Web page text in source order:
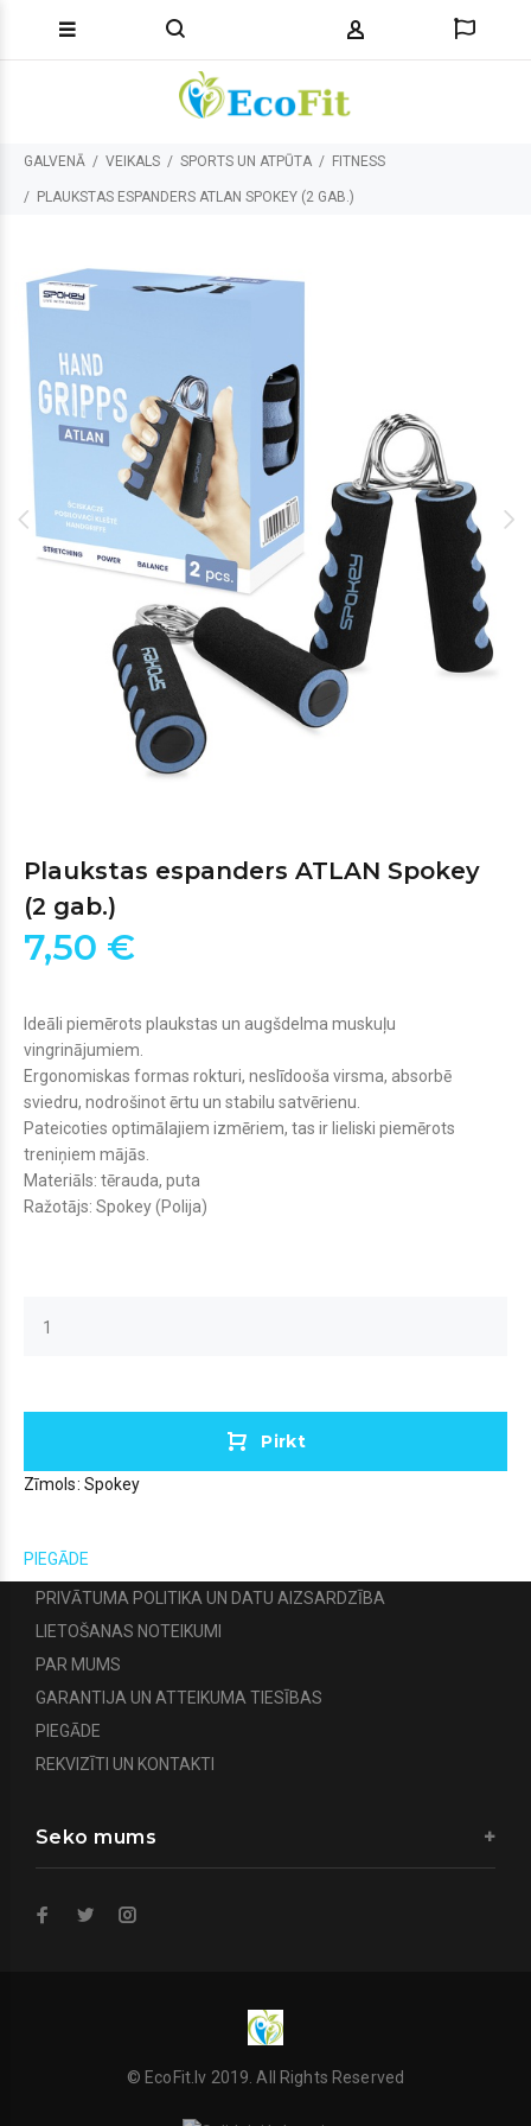
GALVENĀ VEIKALS SPORTS UN ATPŪTA FITNESS
PLAUKSTAS ESPANDERS ATLAN SPOKEY (2 GAB.)
Plaukstas espanders ATLAN Spokey
(2 gab.)
7,50 €
Ideāli piemērots plaukstas un augšdelma muskuļu
vingrinājumiem.
Ergonomiskas formas rokturi, neslīdooša virsma, absorbē
sviedru, nodrošinot ērtu un stabilu satvērienu.
Pateicoties optimālajiem izmēriem, tas ir lieliski piemērots
treniņiem mājās.
Materiāls: tērauda, puta
Ražotājs: Spokey (Polija)
Pirkt
Zīmols: Spokey
PIEGĀDE
PRIVĀTUMA POLITIKA UN DATU AIZSARDZĪBA
LIETOŠANAS NOTEIKUMI
PAR MUMS
GARANTIJA UN ATTEIKUMA TIESĪBAS
PIEGĀDE
REKVIZĪTI UN KONTAKTI
Seko mums
© EcoFit.lv 2019. All Rights Reserved